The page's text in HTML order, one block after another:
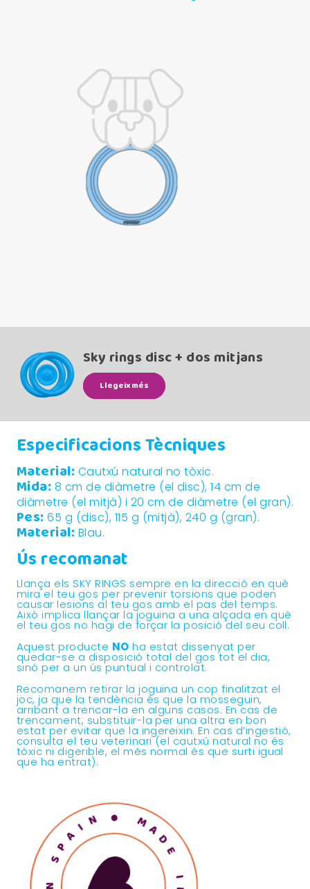
Sky rings disc + dos mitjans
Llegeix més
Especificacions Tècniques
Material: Cautxú natural no tòxic.
Mida: 8 cm de diàmetre (el disc), 14 cm de
diàmetre (el mitjà) i 20 cm de diàmetre (el gran).
Pes:65 g (disc), 115 g (mitjà), 240 g (gran).
Material: Blau.
Ús recomanat
Llança els SKY RINGS sempre en la direcció en què
mira el teu gos per prevenir torsions que poden
causar lesions al teu gos amb el pas del temps.
Això implica llançar la joguina a una alçada en què
el teu gos no hagi de forçar la posició del seu coll.
Aquest producte NO ha estat dissenyat per
quedar-se a disposició total del gos tot el dia,
sinó per a un ús puntual i controlat.
Recomanem retirar la joguina un cop finalitzat el
joc, ja que la tendència és que la mosseguin,
arribant a trencar-la en alguns casos. En cas de
trencament, substituir-la per una altra en bon
estat per evitar que la ingereixin. En cas d’ingestió,
consulta el teu veterinari (el cautxú natural no és
tòxic ni digerible, el més normal és que surti igual
que ha entrat).